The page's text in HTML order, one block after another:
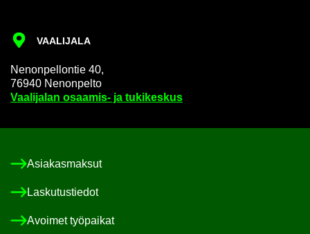
VAA­LI­JA­LA
Ne­non­pel­lon­tie 40,
76940 Ne­non­pel­to
Vaa­li­ja­lan osaamis-​ ja tu­ki­kes­kus
Asia­kas­mak­sut
Las­ku­tus­tie­dot
Avoi­met työ­pai­kat